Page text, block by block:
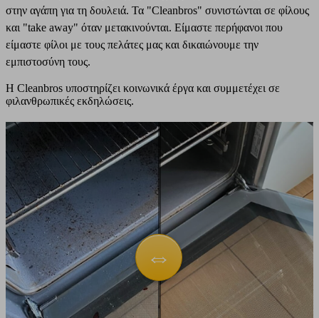
στην αγάπη για τη δουλειά. Τα "Cleanbros" συνιστώνται σε φίλους
και "take away" όταν μετακινούνται. Είμαστε περήφανοι που
είμαστε φίλοι με τους πελάτες μας και δικαιώνουμε την
εμπιστοσύνη τους.
Η Cleanbros υποστηρίζει κοινωνικά έργα και συμμετέχει σε
φιλανθρωπικές εκδηλώσεις.